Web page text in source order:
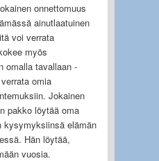
onnettomuus
ainutlaatuinen
voi verrata
myös
omalla tavallaan -
omia
Jokainen
pakko löytää oma
kysymyksiinsä elämän
Hän löytää,
vuosia.